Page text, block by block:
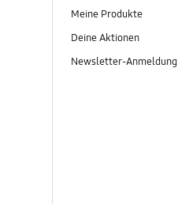
Meine Produkte
Deine Aktionen
Newsletter-Anmeldung